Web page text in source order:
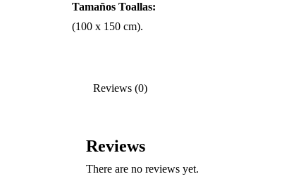
Tamaños Toallas:
(100 x 150 cm).
Reviews (0)
Reviews
There are no reviews yet.